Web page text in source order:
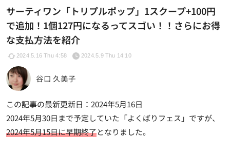
サーティワン「トリプルポップ」1スクープ+100円
で追加！1個127円になるってスゴい！！さらにお得
な支払方法を紹介
2024.5.16 Thu 4:58 2024.5.9 Thu 14:10
谷口 久美子
この記事の最新更新日：2024年5月16日
2024年5月30日まで予定していた「よくばりフェス」ですが、
2024年5月15日に早期終了となりました。